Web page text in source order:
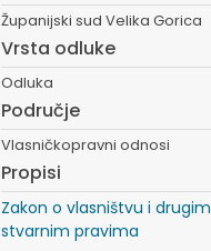
Županijski sud Velika Gorica
Vrsta odluke
Odluka
Područje
Vlasničkopravni odnosi
Propisi
Zakon o vlasništvu i drugim
stvarnim pravima